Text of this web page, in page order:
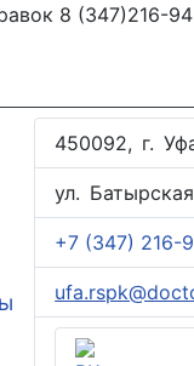
8 (347)216-
450092, г.
ул.
+7 (347) 216-